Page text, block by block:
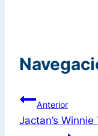
Anterior
Jactan’s Winnie